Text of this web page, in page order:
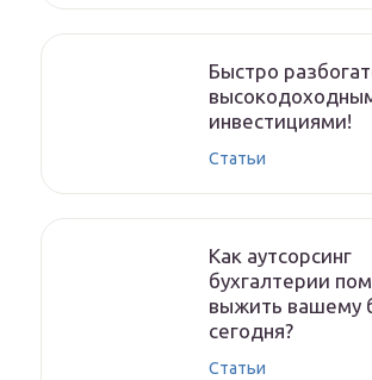
Быстро
инвестициями!
Статьи
Как аутсорсинг
бухгалтерии
выжить вашему
сегодня?
Статьи